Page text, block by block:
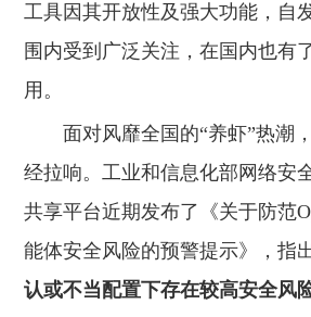
工具因其开放性及强大功能，自
围内受到广泛关注，在国内也有
用。
面对风靡全国的“养虾”热潮
经拉响。工业和信息化部网络安
共享平台近期发布了《关于防范
能体安全风险的预警提示》，指
认或不当配置下存在较高安全风